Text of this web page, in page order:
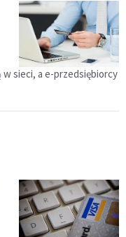
w sieci, a e-przedsiębiorcy